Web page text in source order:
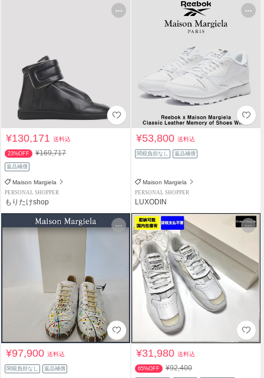
¥130,171送料込
23%OFF ¥169,717
返品補償
Maison Margiela
PERSONAL SHOPPER
もりたけshop
¥53,800送料込
関税負担なし 返品補償
Maison Margiela
PERSONAL SHOPPER
LUXODIN
¥97,900送料込
関税負担なし 返品補償
¥31,980送料込
65%OFF ¥92,400